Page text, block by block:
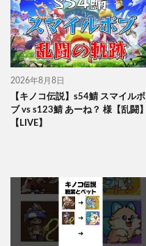
2026年8月8日
【キノコ伝説】s54鯖 スマイルボ
ブ vs s123鯖 あーね？ 様【乱闘】
【LIVE】